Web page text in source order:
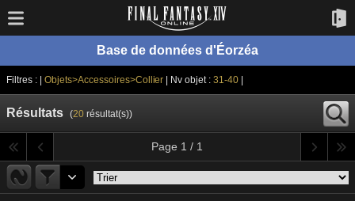
Base de données d'Éorzéa
Filtres : | Objets>Accessoires>Collier | Nv objet :31-40
Résultats (20résultat(s))
Page 1 / 1